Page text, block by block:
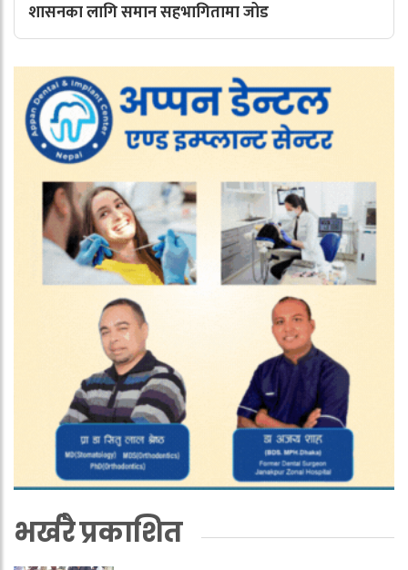
शासनका लागि समान सहभागितामा जोड
भर्खरै प्रकाशित